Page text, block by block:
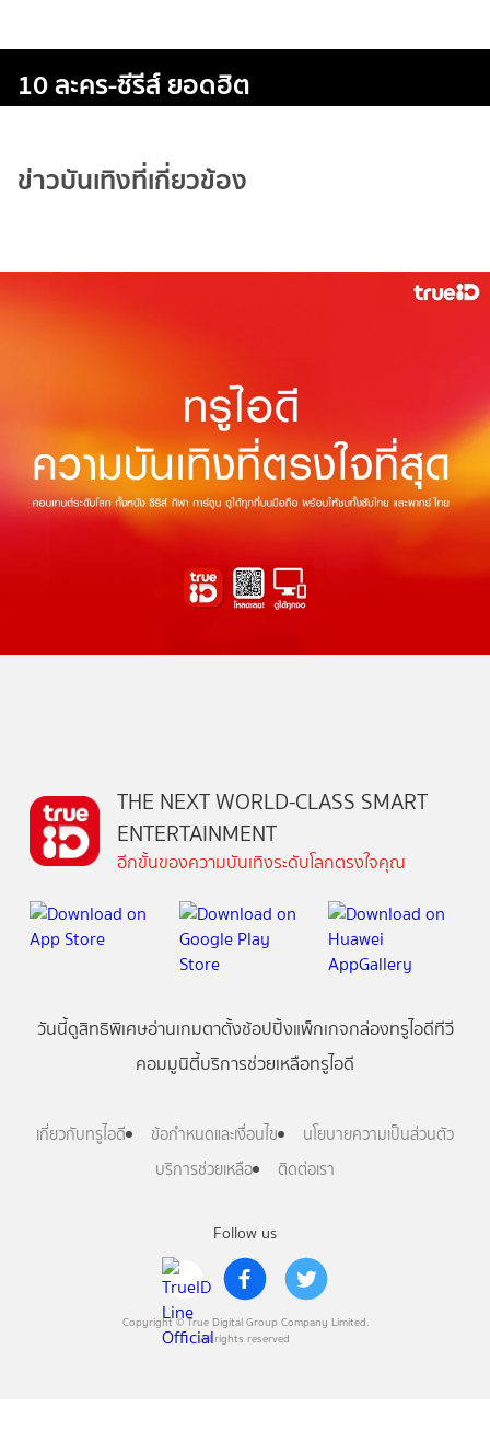
10 ละคร-ซีรีส์ ยอดฮิต
ข่าวบันเทิงที่เกี่ยวข้อง
Follow us
Copyright © True Digital Group Company Limited.
All rights reserved
THE NEXT WORLD-CLASS SMART
ENTERTAINMENT
อีกขั้นของความบันเทิงระดับโลกตรงใจคุณ
วันนี้ดูสิทธิพิเศษอ่านเกมตาตั้งช้อปปิ้งแพ็กเกจกล่องทรูไอดีทีวี
คอมมูนิตี้บริการช่วยเหลือทรูไอดี
เกี่ยวกับทรูไอดี ข้อกำหนดและเงื่อนไข
นโยบายความเป็นส่วนตัว
บริการช่วยเหลือ
ติดต่อเรา